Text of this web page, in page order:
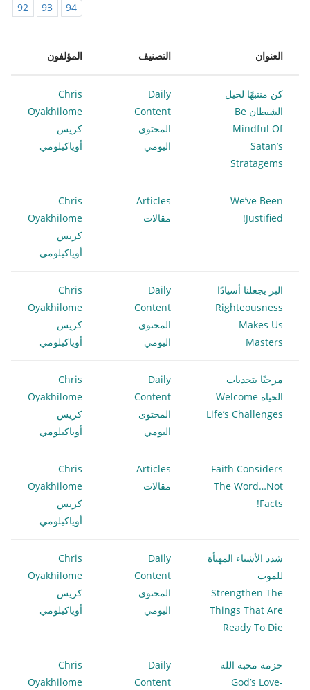
92
93 94
العنوان التصنيف المؤلفون
كن منتبهًا لحيل
الشيطان Be
Mindful Of
Satan’s
Stratagems
Daily
Content
المحتوى
اليومي
Chris
Oyakhilome
كريس
أوياكيلومي
We’ve Been
Justified!
Articles
مقالات
Chris
Oyakhilome
كريس
أوياكيلومي
البر يجعلنا أسيادًا
Righteousness
Makes Us
Masters
Daily
Content
المحتوى
اليومي
Chris
Oyakhilome
كريس
أوياكيلومي
مرحبًا بتحديات
الحياة Welcome
Life’s Challenges
Daily
Content
المحتوى
اليومي
Chris
Oyakhilome
كريس
أوياكيلومي
Faith Considers
The Word…Not
Facts!
Articles
مقالات
Chris
Oyakhilome
كريس
أوياكيلومي
شدد الأشياء المهيأة
للموت
Strengthen The
Things That Are
Ready To Die
Daily
Content
المحتوى
اليومي
Chris
Oyakhilome
كريس
أوياكيلومي
حزمة محبة الله
God’s Love-
Daily
Content
Chris
Oyakhilome